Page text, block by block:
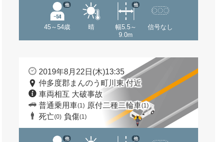
45～54歳
他
晴
幅5.5～
9.0m
他
信号なし
2019年8月22日(木)13:35
仲多度郡まんのう町川東 付近
車両相互 大破事故
普通乗用車(1) 原付二種二輪車(1)
死亡(0) 負傷(1)
他 他